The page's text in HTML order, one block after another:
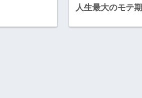
人生最大のモテ期